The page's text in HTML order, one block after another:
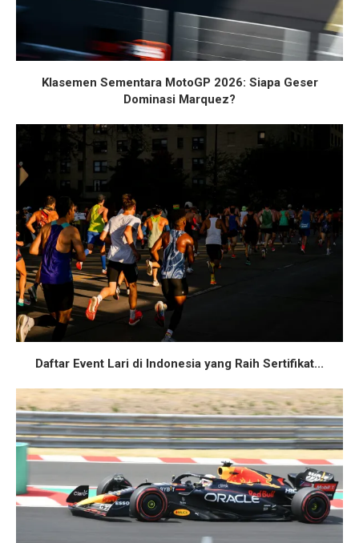
Klasemen Sementara MotoGP 2026: Siapa Geser
Dominasi Marquez?
Daftar Event Lari di Indonesia yang Raih Sertifikat...